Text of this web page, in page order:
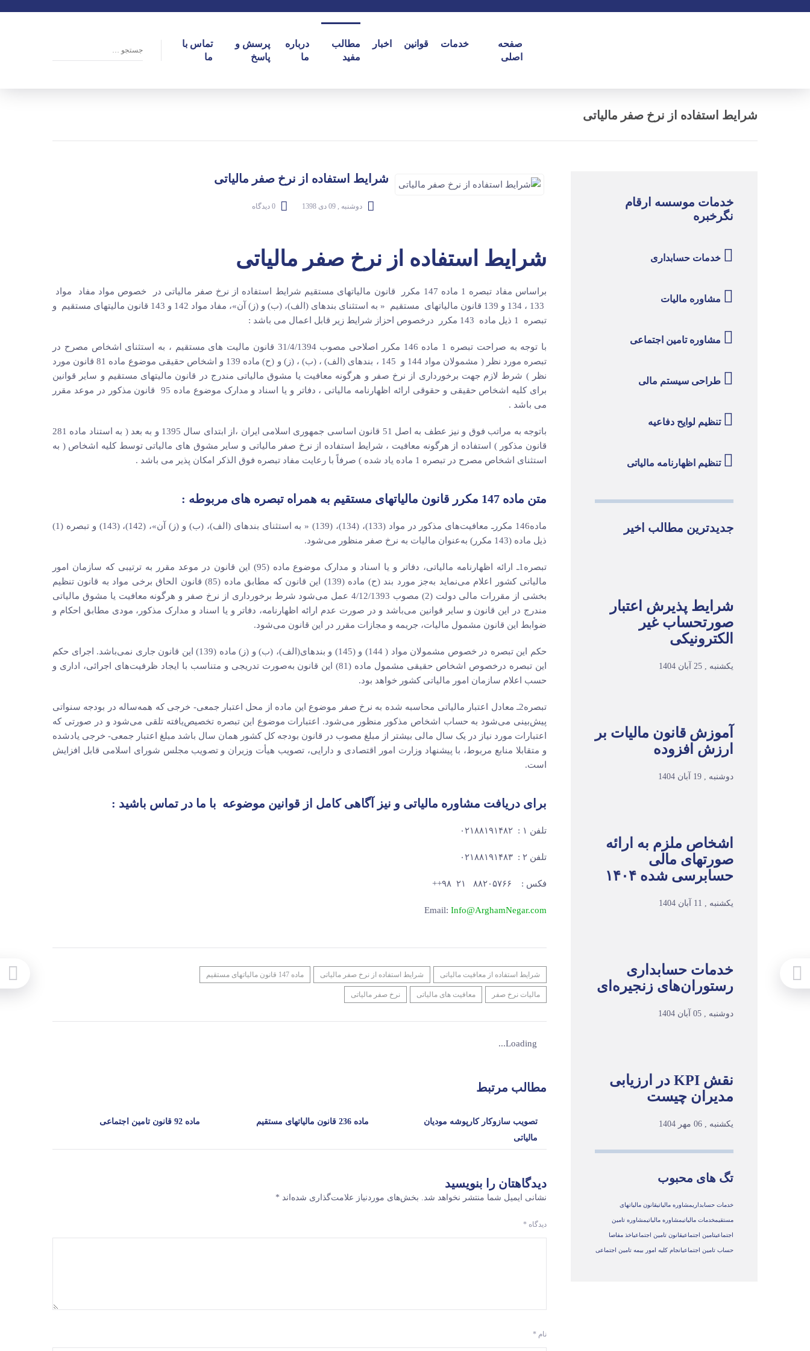
صفحه
اصلی
خدمات قوانین اخبار
مطالب
مفید
درباره
ما
پرسش و
پاسخ
تماس با
ما
شرایط استفاده از نرخ صفر مالیاتی
شرایط استفاده از نرخ صفر مالیاتی
دوشنبه , 09 دی 1398 0 دیدگاه
شرایط استفاده از نرخ صفر مالیاتی
براساس مفاد تبصره 1 ماده 147 مکرر قانون مالیاتهای مستقیم شرایط استفاده از نرخ صفر مالیاتی در خصوص مواد مفاد مواد
133 ، 134 و 139 قانون مالیاتهای مستقیم « به استثنای بندهای (الف)، (ب) و (ز) آن»، مفاد مواد 142 و 143 قانون مالیتهای مستقیم و
تبصره 1 ذیل ماده 143 مکرر درخصوص احزاز شرایط زیر قابل اعمال می باشد :
با توجه به صراحت تبصره 1 ماده 146 مکرر اصلاحی مصوب 31/4/1394 قانون مالیت های مستقیم ، به استثنای اشخاص مصرح در
تبصره مورد نظر ( مشمولان مواد 144 و 145 ، بندهای (الف) ، (ب) ، (ز) و (ح) ماده 139 و اشخاص حقیقی موضوع ماده 81 قانون مورد
نظر ) شرط لازم جهت برخورداری از نرخ صفر و هرگونه معافیت یا مشوق مالیاتی مندرج در قانون مالیتهای مستقیم و سایر قوانین
برای کلیه اشخاص حقیقی و حقوقی ارائه اظهارنامه مالیاتی ، دفاتر و یا اسناد و مدارک موضوع ماده 95 قانون مذکور در موعد مقرر
می باشد .
باتوجه به مراتب فوق و نیز عطف به اصل 51 قانون اساسی جمهوری اسلامی ایران ،از ابتدای سال 1395 و به بعد ( به استناد ماده 281
قانون مذکور ) استفاده از هرگونه معافیت ، شرایط استفاده از نرخ صفر مالیاتی و سایر مشوق های مالیاتی توسط کلیه اشخاص ( به
استثنای اشخاص مصرح در تبصره 1 ماده یاد شده ) صرفاً با رعایت مفاد تبصره فوق الذکر امکان پذیر می باشد .
متن ماده 147 مکرر قانون مالیاتهای مستقیم به همراه تبصره های مربوطه :
ماده146 مکررـ معافیت‌های مذکور در مواد (133)، (134)، (139) « به استثنای بندهای (الف)، (ب) و (ز) آن»، (142)، (143) و تبصره (1)
ذیل ماده (143 مکرر) به‌عنوان مالیات به نرخ صفر منظور می‌شود.
تبصره1ـ ارائه اظهارنامه مالیاتی، دفاتر و یا اسناد و مدارک موضوع ماده (95) این قانون در موعد مقرر به ترتیبی که سازمان امور
مالیاتی کشور اعلام می‌نماید به‌جز مورد بند (ح) ماده (139) این قانون که مطابق ماده (85) قانون الحاق برخی مواد به قانون تنظیم
بخشی از مقررات مالی دولت (2) مصوب 4/12/1393 عمل می‌شود شرط برخورداری از نرخ صفر و هرگونه معافیت یا مشوق مالیاتی
مندرج در این قانون و سایر قوانین می‌باشد و در صورت عدم ارائه اظهارنامه، دفاتر و یا اسناد و مدارک مذکور، مودی مطابق احکام و
ضوابط این قانون مشمول مالیات، جریمه و مجازات مقرر در این قانون می‌شود.
حکم این تبصره در خصوص مشمولان مواد ( 144) و (145) و بندهای(الف)، (ب) و (ز) ماده (139) این قانون جاری نمی‌باشد. اجرای حکم
این تبصره درخصوص اشخاص حقیقی مشمول ماده (81) این قانون به‌صورت تدریجی و متناسب با ایجاد ظرفیت‌های اجرائی، اداری و
حسب اعلام سازمان امور مالیاتی کشور خواهد بود.
تبصره2ـ معادل اعتبار مالیاتی محاسبه شده به نرخ صفر موضوع این ماده از محل اعتبار جمعی- خرجی که همه‌ساله در بودجه سنواتی
پیش‌بینی می‌شود به حساب اشخاص مذکور منظور می‌شود. اعتبارات موضوع این تبصره تخصیص‌یافته تلقی می‌شود و در صورتی که
اعتبارات مورد نیاز در یک سال مالی بیشتر از مبلغ مصوب در قانون بودجه کل کشور همان سال باشد مبلغ اعتبار جمعی- خرجی یادشده
و متقابلا منابع مربوط، با پیشنهاد وزارت امور اقتصادی و دارایی، تصویب هیأت وزیران و تصویب مجلس شورای اسلامی قابل افزایش
است.
برای دریافت مشاوره مالیاتی و نیز آگاهی کامل از قوانین موضوعه با ما در تماس باشید :
تلفن ۱ : ۰۲۱۸۸۱۹۱۴۸۲
تلفن ۲ : ۰۲۱۸۸۱۹۱۴۸۳
فکس : ۸۸۲۰۵۷۶۶ ۲۱ ۹۸++
Email: Info@ArghamNegar.com
شرایط استفاده از معافیت مالیاتی شرایط استفاده از نرخ صفر مالیاتی ماده 147 قانون مالیاتهای مستقیم
مالیات نرخ صفر معافیت های مالیاتی نرخ صفر مالیاتی
Loading...
مطالب مرتبط
ماده 92 قانون تامین اجتماعی ماده 236 قانون مالیاتهای مستقیم
تصویب سازوکار کارپوشه مودیان
مالیاتی
دیدگاهتان را بنویسید
نشانی ایمیل شما منتشر نخواهد شد. بخش‌های موردنیاز علامت‌گذاری شده‌اند *
دیدگاه *
نام *
خدمات موسسه ارقام
نگرخبره
خدمات حسابداری
مشاوره مالیات
مشاوره تامین اجتماعی
طراحی سیستم مالی
تنظیم لوایح دفاعیه
تنظیم اظهارنامه مالیاتی
جدیدترین مطالب اخیر
شرایط پذیرش اعتبار
صورتحساب غیر
الکترونیکی
یکشنبه , 25 آبان 1404
آموزش قانون مالیات بر
ارزش افزوده
دوشنبه , 19 آبان 1404
اشخاص ملزم به ارائه
صورتهای مالی
حسابرسی شده ۱۴۰۴
یکشنبه , 11 آبان 1404
خدمات حسابداری
رستوران‌های زنجیره‌ای
دوشنبه , 05 آبان 1404
نقش KPI در ارزیابی
مدیران چیست
یکشنبه , 06 مهر 1404
تگ های محبوب
خدمات حسابداریمشاوره مالیاتیقانون مالیاتهای
مستقیمخدمات مالیاتیمشاوره مالياتيمشاوره تامین
اجتماعیتامین اجتماعیقانون تامین اجتماعیاخذ مفاصا
حساب تامین اجتماعیانجام کلیه امور بیمه تامین اجتماعی